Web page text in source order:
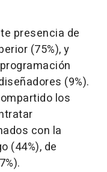
presencia de
(75%), y
(9%).
los
con la
(44%), de